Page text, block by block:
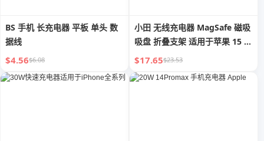
BS 手机 长充电器 平板 单头 数
据线
$4.56$6.08
小田 无线充电器 MagSafe 磁吸
吸盘 折叠支架 适用于苹果 15 手
机 Iphone14pro13max12 耳机
新款桌面快充二合一底座
$17.65$23.53